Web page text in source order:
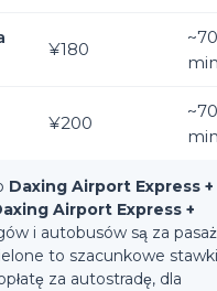
¥180
~70
¥200
~70
Daxing Airport Express +
Airport Express +
i autobusów są za
to szacunkowe
za autostradę, dla